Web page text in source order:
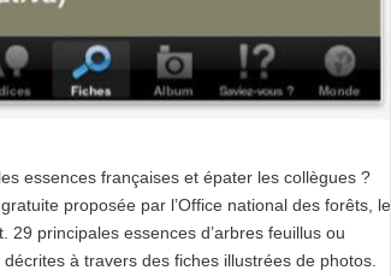
essences françaises et épater les collègues ?
proposée par l’Office national des forêts, le
principales essences d’arbres feuillus ou
à travers des fiches illustrées de photos.